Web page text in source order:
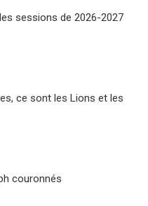
sessions de 2026-2027
ce sont les Lions et les
couronnés